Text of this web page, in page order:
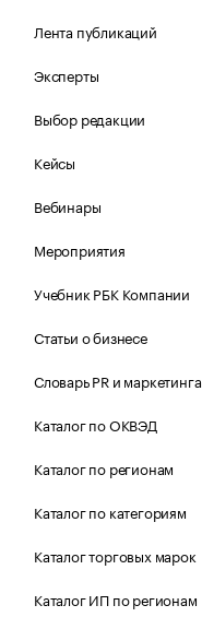
Лента публикаций
Эксперты
Выбор редакции
Кейсы
Вебинары
Мероприятия
Учебник РБК Компании
Статьи о бизнесе
Словарь PR и маркетинга
Каталог по ОКВЭД
Каталог по регионам
Каталог по категориям
Каталог торговых марок
Каталог ИП по регионам